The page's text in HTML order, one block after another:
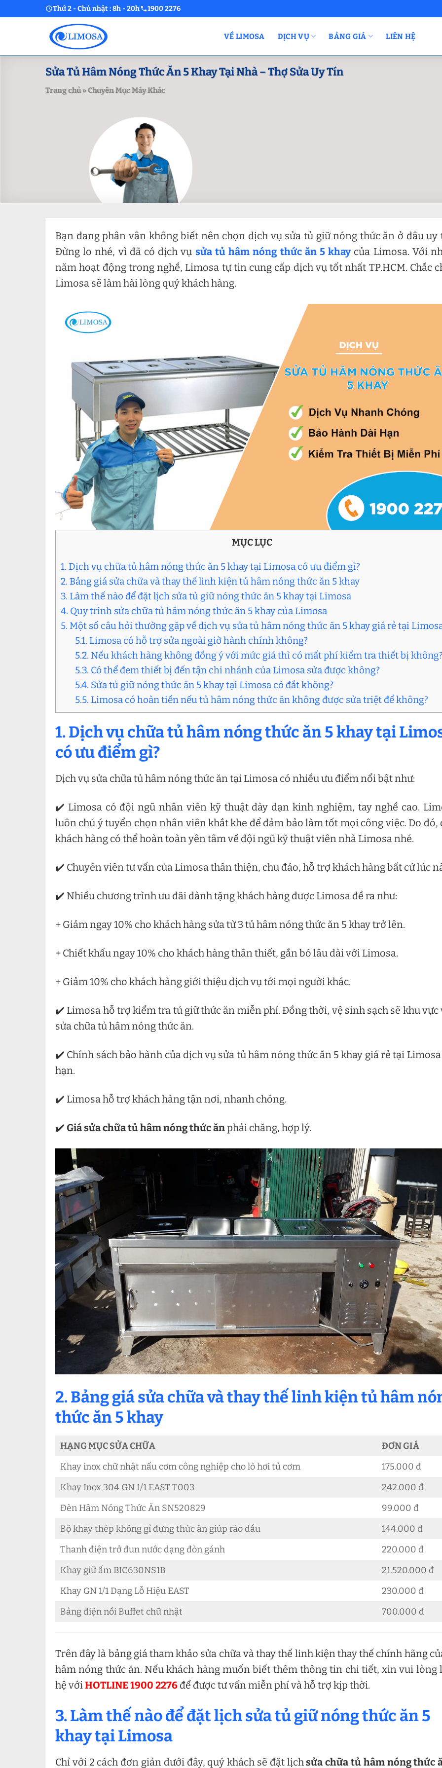
to
Thứ 2 - Chủ nhật : 8h - 20h 1900 2276
VỀ LIMOSA DỊCH VỤ BẢNG GIÁ LIÊN HỆ
Sửa Tủ Hâm Nóng Thức Ăn 5 Khay Tại Nhà – Thợ Sửa Uy Tín
Trang chủ»Chuyên Mục Máy Khác
Bạn đang phân vân không biết nên chọn dịch vụ sửa tủ giữ nóng thức ăn ở đâu uy
Đừng lo nhé, vì đã có dịch vụ sửa tủ hâm nóng thức ăn 5 khay của Limosa. Với
năm hoạt động trong nghề, Limosa tự tin cung cấp dịch vụ tốt nhất TP.HCM. Chắc
Limosa sẽ làm hài lòng quý khách hàng.
MỤC LỤC
1. Dịch vụ chữa tủ hâm nóng thức ăn 5 khay tại Limosa có ưu điểm gì?
2. Bảng giá sửa chữa và thay thế linh kiện tủ hâm nóng thức ăn 5 khay
3. Làm thế nào để đặt lịch sửa tủ giữ nóng thức ăn 5 khay tại Limosa
4. Quy trình sửa chữa tủ hâm nóng thức ăn 5 khay của Limosa
5. Một số câu hỏi thường gặp về dịch vụ sửa tủ hâm nóng thức ăn 5 khay giá rẻ tại
5.1. Limosa có hỗ trợ sửa ngoài giờ hành chính không?
5.2. Nếu khách hàng không đồng ý với mức giá thì có mất phí kiểm tra thiết bị
5.3. Có thể đem thiết bị đến tận chi nhánh của Limosa sửa được không?
5.4. Sửa tủ giữ nóng thức ăn 5 khay tại Limosa có đắt không?
5.5. Limosa có hoàn tiền nếu tủ hâm nóng thức ăn không được sửa triệt để không?
1. Dịch vụ chữa tủ hâm nóng thức ăn 5 khay tại
có ưu điểm gì?
Dịch vụ sửa chữa tủ hâm nóng thức ăn tại Limosa có nhiều ưu điểm nổi bật như:
✔️ Limosa có đội ngũ nhân viên kỹ thuật dày dạn kinh nghiệm, tay nghề cao.
luôn chú ý tuyển chọn nhân viên khắt khe để đảm bảo làm tốt mọi công việc. Do đó,
khách hàng có thể hoàn toàn yên tâm về đội ngũ kỹ thuật viên nhà Limosa nhé.
✔️ Chuyên viên tư vấn của Limosa thân thiện, chu đáo, hỗ trợ khách hàng bất cứ lúc
✔️ Nhiều chương trình ưu đãi dành tặng khách hàng được Limosa đề ra như:
+ Giảm ngay 10% cho khách hàng sửa từ 3 tủ hâm nóng thức ăn 5 khay trở lên.
+ Chiết khấu ngay 10% cho khách hàng thân thiết, gắn bó lâu dài với Limosa.
+ Giảm 10% cho khách hàng giới thiệu dịch vụ tới mọi người khác.
✔️ Limosa hỗ trợ kiểm tra tủ giữ thức ăn miễn phí. Đồng thời, vệ sinh sạch sẽ khu vực
sửa chữa tủ hâm nóng thức ăn.
✔️ Chính sách bảo hành của dịch vụ sửa tủ hâm nóng thức ăn 5 khay giá rẻ tại
hạn.
✔️ Limosa hỗ trợ khách hàng tận nơi, nhanh chóng.
✔️ Giá sửa chữa tủ hâm nóng thức ănphải chăng, hợp lý.
2. Bảng giá sửa chữa và thay thế linh kiện tủ hâm
thức ăn 5 khay
HẠNG MỤC SỬA CHỮA
ĐƠN GIÁ
Khay inox chữ nhật nấu cơm công nghiệp cho lò hơi tủ cơm
175.000 đ
Khay Inox 304 GN 1/1 EAST T003
242.000 đ
Đèn Hâm Nóng Thức Ăn SN520829
99.000 đ
Bộ khay thép không gỉ đựng thức ăn giúp ráo dầu
144.000 đ
Thanh điện trở đun nước dạng đòn gánh
220.000 đ
Khay giữ ấm BIC630NS1B
21.520.000 đ
Khay GN 1/1 Dạng Lỗ Hiệu EAST
230.000 đ
Bảng điện nồi Buffet chữ nhật
700.000 đ
Trên đây là bảng giá tham khảo sửa chữa và thay thế linh kiện thay thế chính hãng
hâm nóng thức ăn. Nếu khách hàng muốn biết thêm thông tin chi tiết, xin vui lòng
hệ vớiHOTLINE 1900 2276 để được tư vấn miễn phí và hỗ trợ kịp thời.
3. Làm thế nào để đặt lịch sửa tủ giữ nóng thức ăn 5
khay tại Limosa
Chỉ với 2 cách đơn giản dưới đây, quý khách sẽ đặt lịchsửa chữa tủ hâm nóng thức